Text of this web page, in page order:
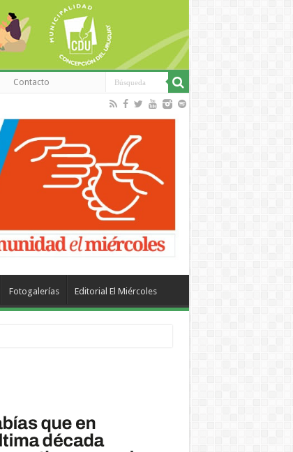
Contacto
Fotogalerías Editorial El Miércoles